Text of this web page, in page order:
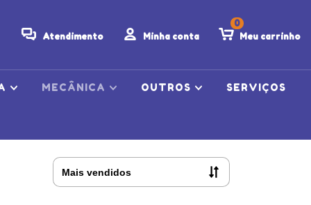
Atendimento Minha conta Meu carrinho
0
MECÂNICA OUTROS SERVIÇOS